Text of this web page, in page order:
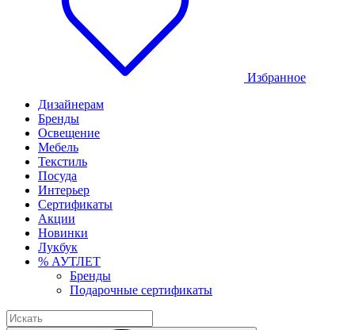
Избранное
Дизайнерам
Бренды
Освещение
Мебель
Текстиль
Посуда
Интерьер
Сертификаты
Акции
Новинки
Лукбук
% АУТЛЕТ
Бренды
Подарочные сертификаты